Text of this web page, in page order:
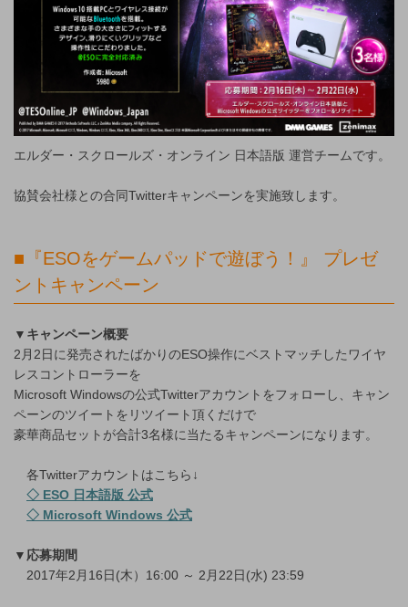
エルダー・スクロールズ・オンライン 日本語版 運営チームです。
協賛会社様との合同Twitterキャンペーンを実施致します。
■『ESOをゲームパッドで遊ぼう！』 プレゼ
ントキャンペーン
▼キャンペーン概要
2月2日に発売されたばかりのESO操作にベストマッチしたワイヤ
レスコントローラーを
Microsoft Windowsの公式Twitterアカウントをフォローし、キャン
ペーンのツイートをリツイート頂くだけで
豪華商品セットが合計3名様に当たるキャンペーンになります。
各Twitterアカウントはこちら↓
◇ ESO 日本語版 公式
◇ Microsoft Windows 公式
▼応募期間
2017年2月16日(木）16:00 ～ 2月22日(水) 23:59